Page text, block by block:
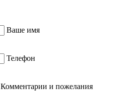
Ваше имя
Телефон
Комментарии и пожелания